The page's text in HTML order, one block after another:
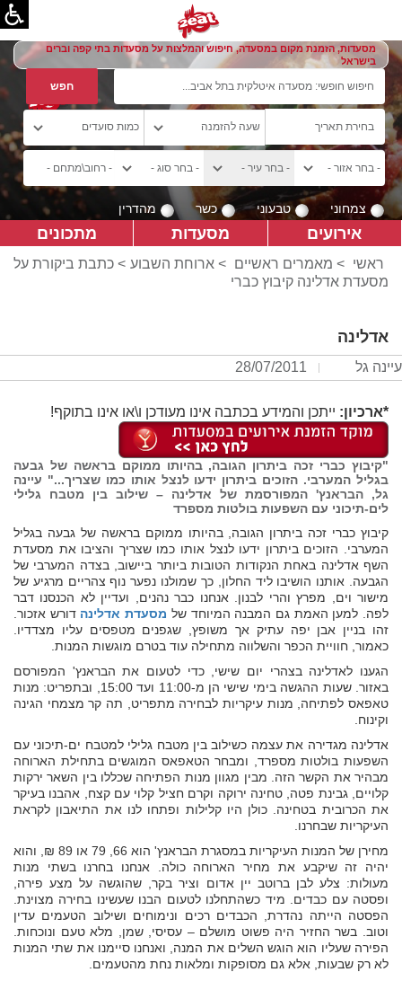
מסעדות, הזמנת מקום במסעדה, חיפוש והמלצות על מסעדות בתי קפה וברים
בישראל
צמחוני טבעוני כשר מהדרין
אירועים מסעדות מתכונים
ראשי > מאמרים ראשיים > ארוחת השבוע > כתבת ביקורת על
מסעדת אדלינה קיבוץ כברי
אדלינה
עיינה גל 28/07/2011
*ארכיון: ייתכן והמידע בכתבה אינו מעודכן ו\או אינו בתוקף!
"קיבוץ כברי זכה ביתרון הגובה, בהיותו ממוקם בראשה של גבעה
בגליל המערבי. הזוכים ביתרון ידעו לנצל אותו כמו שצריך..." עיינה
גל, הבראנץ' המפורסמת של אדלינה – שילוב בין מטבח גלילי
לים-תיכוני עם השפעות בולטות מספרד
קיבוץ כברי זכה ביתרון הגובה, בהיותו ממוקם בראשה של גבעה בגליל
המערבי. הזוכים ביתרון ידעו לנצל אותו כמו שצריך והציבו את מסעדת
השף אדלינה באחת הנקודות הטובות ביותר ביישוב, בצדה המערבי של
הגבעה. אותנו הושיבו ליד החלון, כך שמולנו נפער נוף צהריים מרגיע של
מישור וים, מפרץ והרי לבנון. אנחנו כבר נהנים, ועדיין לא הכנסנו דבר
לפה. למען האמת גם המבנה המיוחד של מסעדת אדלינה דורש אזכור.
זהו בניין אבן יפה עתיק אך משופץ, שגפנים מטפסים עליו מצדדיו.
כאמור, חוויית הכפר והשלווה מתחילה עוד בטרם מוגשות המנות.
הגענו לאדלינה בצהרי יום שישי, כדי לטעום את הבראנץ' המפורסם
באזור. שעות ההגשה בימי שישי הן מ-11:00 ועד 15:00, ובתפריט: מנות
טאפאס לפתיחה, מנות עיקריות לבחירה מתפריט, תה קר מצמחי הגינה
וקינוח.
אדלינה מגדירה את עצמה כשילוב בין מטבח גלילי למטבח ים-תיכוני עם
השפעות בולטות מספרד, ומבחר הטאפאס המוגשים בתחילת הארוחה
מבהיר את הקשר הזה. מבין מגוון מנות הפתיחה שכללו בין השאר ירקות
קלויים, גבינת פטה, טחינה ירוקה וקרם חציל קלוי עם קצח, אהבנו בעיקר
את הכרובית בטחינה. כולן היו קלילות ופתחו לנו את התיאבון לקראת
העיקריות שבחרנו.
מחירן של המנות העיקריות במסגרת הבראנץ' הוא 66, 79 או 89 ₪, והוא
יהיה זה שיקבע את מחיר הארוחה כולה. אנחנו בחרנו בשתי מנות
מעולות: צלע לבן ברוטב יין אדום וציר בקר, שהוגשה על מצע פירה,
ופסטה עם כבדים. מיד כשהתחלנו לטעום הבנו שעשינו בחירה מצוינת.
הפסטה הייתה נהדרת, הכבדים רכים ונימוחים ושילוב הטעמים עדין
וטוב. בשר החזיר היה פשוט מושלם – עסיסי, שמן, מלא טעם ונוכחות.
הפירה שעליו הוא הוגש השלים את המנה, ואנחנו סיימנו את שתי המנות
לא רק שבעות, אלא גם מסופקות ומלאות נחת מהטעמים.